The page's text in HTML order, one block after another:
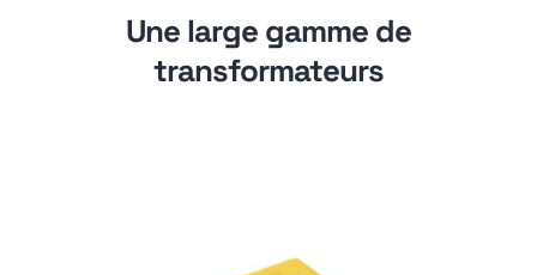
Une large gamme de
transformateurs